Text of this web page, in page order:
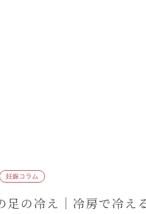
妊娠コラム
足の冷え｜冷房で冷え